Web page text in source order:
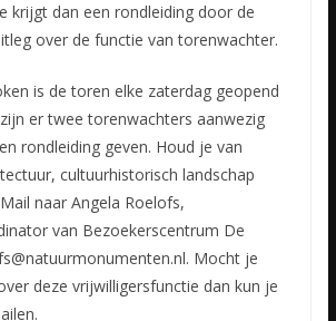
krijgt dan een rondleiding door de
over de functie van torenwachter.
is de toren elke zaterdag geopend
er twee torenwachters aanwezig
rondleiding geven. Houd je van
cultuurhistorisch landschap
naar Angela Roelofs,
van Bezoekerscentrum De
Mocht je
deze vrijwilligersfunctie dan kun je